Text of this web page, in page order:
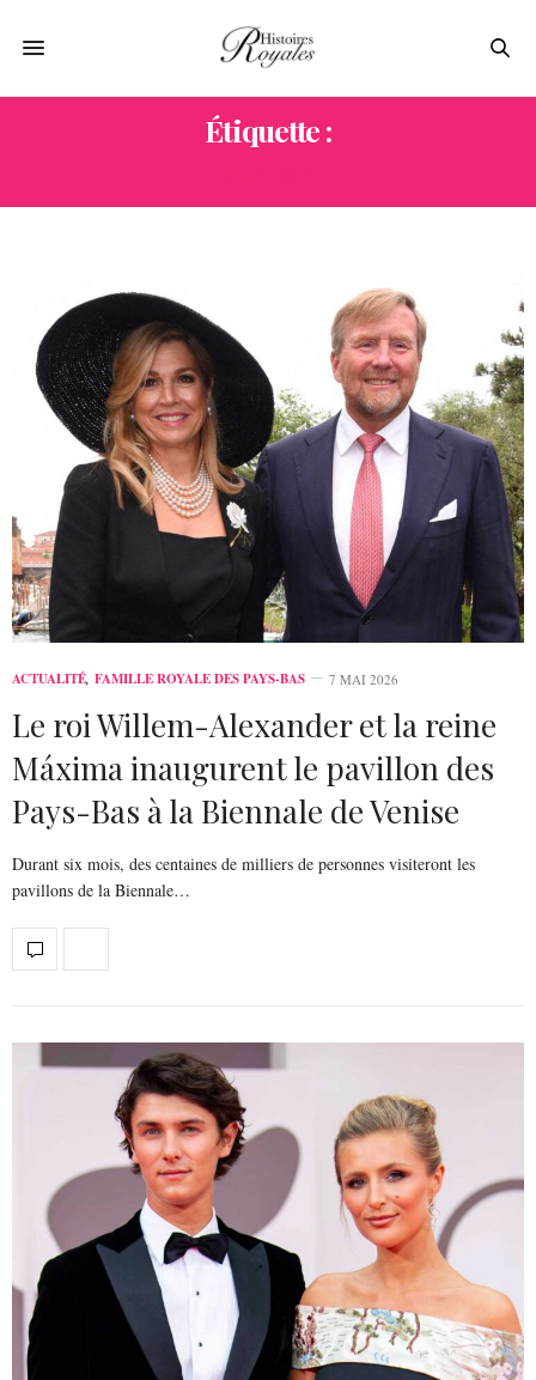
Étiquette :
ACTUALITÉ, FAMILLE ROYALE DES PAYS-BAS 7 MAI 2026
Le roi Willem-Alexander et la reine
Máxima inaugurent le pavillon des
Pays-Bas à la Biennale de Venise
Durant six mois, des centaines de milliers de personnes visiteront les
pavillons de la Biennale…